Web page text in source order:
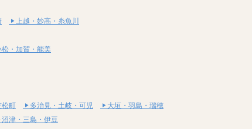
上越・妙高・糸魚川
松・加賀・能美
松町 多治見・土岐・可児
大垣・羽島・瑞穂
沼津・三島・伊豆